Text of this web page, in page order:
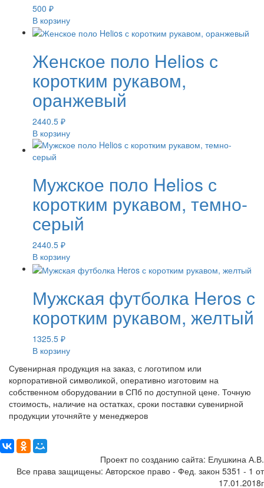
500 ₽
В корзину
Женское поло Helios с
коротким рукавом,
оранжевый
2440.5 ₽
В корзину
Мужское поло Helios с
коротким рукавом, темно-
серый
2440.5 ₽
В корзину
Мужская футболка Heros с
коротким рукавом, желтый
1325.5 ₽
В корзину
Сувенирная продукция на заказ, с логотипом или
корпоративной символикой, оперативно изготовим на
собственном оборудовании в СПб по доступной цене. Точную
стоимость, наличие на остатках, сроки поставки сувенирной
продукции уточняйте у менеджеров
Проект по созданию сайта: Елушкина А.В.
Все права защищены: Авторское право - Фед. закон 5351 - 1 от
17.01.2018г